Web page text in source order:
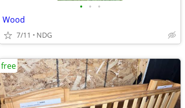
• • •
Wood
7/11 NDG
free